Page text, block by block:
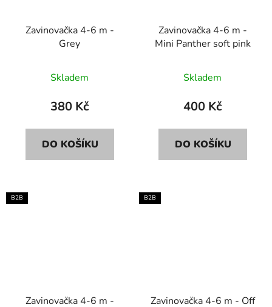
Zavinovačka 4-6 m -
Grey
Skladem
380 Kč
DO KOŠÍKU
Zavinovačka 4-6 m -
Mini Panther soft pink
Skladem
400 Kč
DO KOŠÍKU
B2B
Zavinovačka 4-6 m -
B2B
Zavinovačka 4-6 m - Off